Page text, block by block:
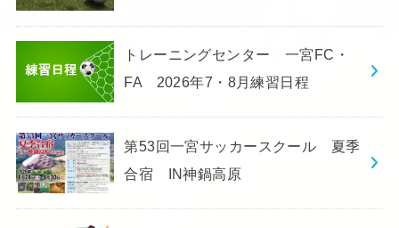
トレーニングセンター 一宮FC・
FA 2026年7・8月練習日程
第53回一宮サッカースクール 夏季
合宿 IN神鍋高原